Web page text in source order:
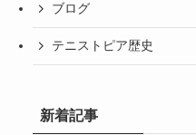
ブログ
テニストピア歴史
新着記事